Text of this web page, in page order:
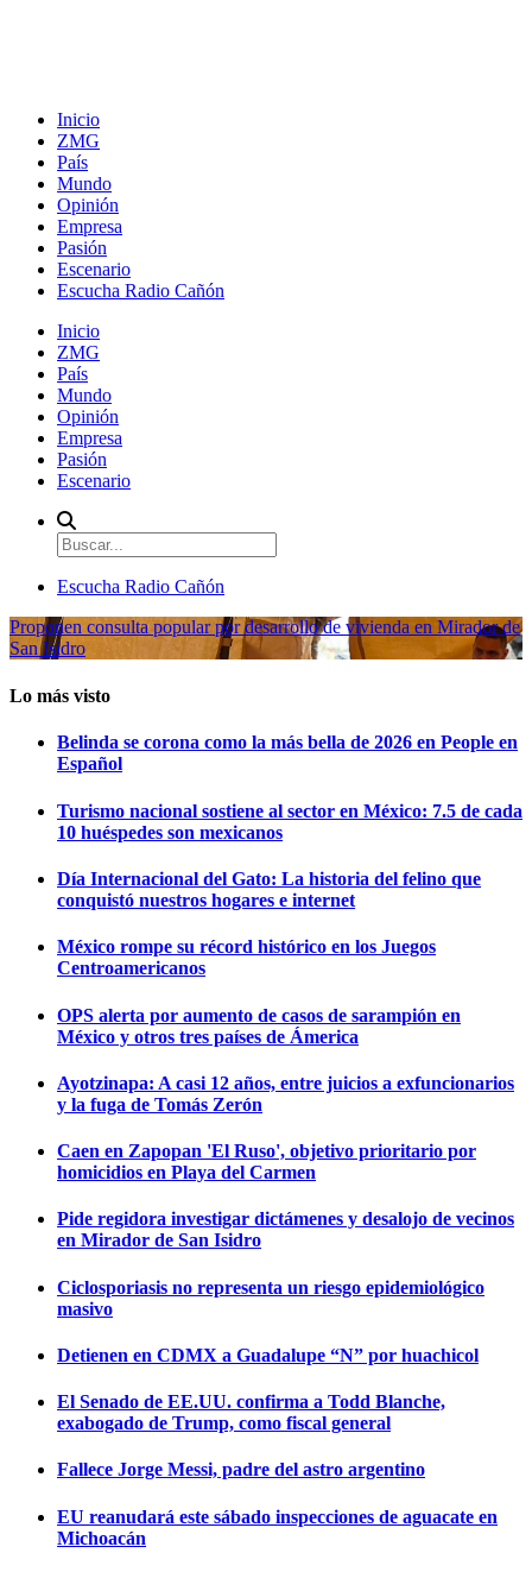
Inicio
ZMG
País
Mundo
Opinión
Empresa
Pasión
Escenario
Escucha Radio Cañón
Inicio
ZMG
País
Mundo
Opinión
Empresa
Pasión
Escenario
Escucha Radio Cañón
Proponen consulta popular por desarrollo de vivienda en Mirador de
San Isidro
Lo más visto
Belinda se corona como la más bella de 2026 en People en
Español
Turismo nacional sostiene al sector en México: 7.5 de cada
10 huéspedes son mexicanos
Día Internacional del Gato: La historia del felino que
conquistó nuestros hogares e internet
México rompe su récord histórico en los Juegos
Centroamericanos
OPS alerta por aumento de casos de sarampión en
México y otros tres países de Ámerica
Ayotzinapa: A casi 12 años, entre juicios a exfuncionarios
y la fuga de Tomás Zerón
Caen en Zapopan 'El Ruso', objetivo prioritario por
homicidios en Playa del Carmen
Pide regidora investigar dictámenes y desalojo de vecinos
en Mirador de San Isidro
Ciclosporiasis no representa un riesgo epidemiológico
masivo
Detienen en CDMX a Guadalupe “N” por huachicol
El Senado de EE.UU. confirma a Todd Blanche,
exabogado de Trump, como fiscal general
Fallece Jorge Messi, padre del astro argentino
EU reanudará este sábado inspecciones de aguacate en
Michoacán